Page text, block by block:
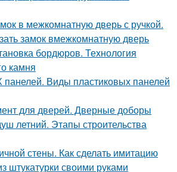
в межкомнатную дверь с ручкой.
замок вмежкомнатную дверь
бордюров. Технология
камня
панелей. Виды пластиковых панелей
для дверей. Дверные доборы
летний. Этапы строительства
стены. Как сделать имитацию
штукатурки своими руками